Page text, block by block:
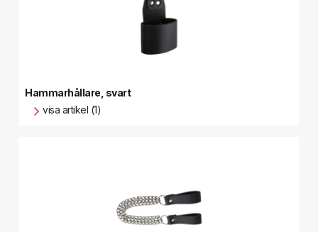
Hammarhållare, svart
visa artikel (1)